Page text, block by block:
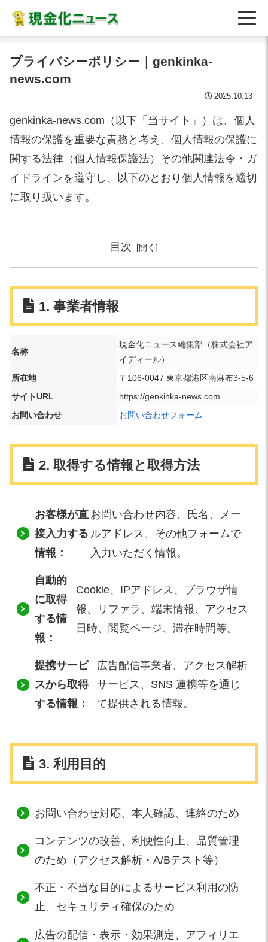
プライバシーポリシー｜genkinka-
news.com
2025.10.13
genkinka-news.com（以下「当サイト」）は、個人
情報の保護を重要な責務と考え、個人情報の保護に
関する法律（個人情報保護法）その他関連法令・ガ
イドラインを遵守し、以下のとおり個人情報を適切
に取り扱います。
目次
1. 事業者情報
名称
現金化ニュース編集部（株式会社ア
イディール）
所在地
〒106-0047 東京都港区南麻布3-5-6
サイトURL
https://genkinka-news.com
お問い合わせ
お問い合わせフォーム
2. 取得する情報と取得方法
お客様が直
接入力する
情報：
お問い合わせ内容、氏名、メー
ルアドレス、その他フォームで
入力いただく情報。
自動的
に取得
する情
報：
Cookie、IPアドレス、ブラウザ情
報、リファラ、端末情報、アクセス
日時、閲覧ページ、滞在時間等。
提携サービ
スから取得
する情報：
広告配信事業者、アクセス解析
サービス、SNS 連携等を通じ
て提供される情報。
3. 利用目的
お問い合わせ対応、本人確認、連絡のため
コンテンツの改善、利便性向上、品質管理
のため（アクセス解析・A/Bテスト等）
不正・不当な目的によるサービス利用の防
止、セキュリティ確保のため
広告の配信・表示・効果測定、アフィリエ